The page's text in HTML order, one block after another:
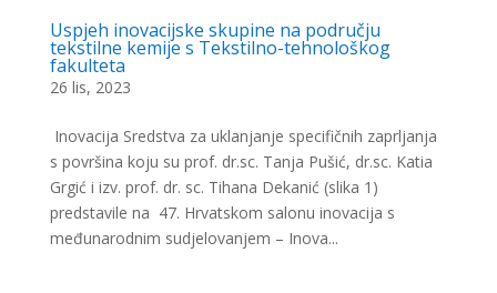
Uspjeh inovacijske skupine na području
tekstilne kemije s Tekstilno-tehnološkog
fakulteta
26 lis, 2023
Inovacija Sredstva za uklanjanje specifičnih zaprljanja
s površina koju su prof. dr.sc. Tanja Pušić, dr.sc. Katia
Grgić i izv. prof. dr. sc. Tihana Dekanić (slika 1)
predstavile na 47. Hrvatskom salonu inovacija s
međunarodnim sudjelovanjem – Inova...